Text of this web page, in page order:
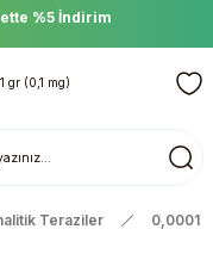
%5 İndirim
Teraziler 0,0001